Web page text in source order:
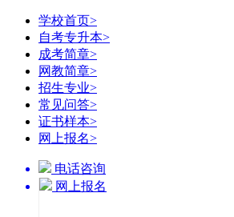
学校首页>
自考专升本>
成考简章>
网教简章>
招生专业>
常见问答>
证书样本>
网上报名>
电话咨询
网上报名